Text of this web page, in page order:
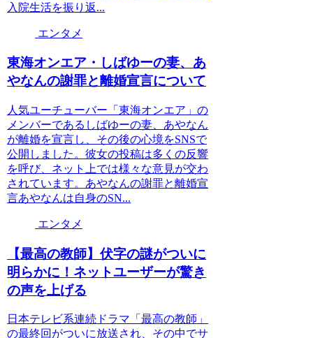
入院生活を振り返...
エンタメ
東海オンエア・しばゆーの妻、あ
やなんの謝罪と離婚宣言について
人気ユーチューバー「東海オンエア」の
メンバーであるしばゆーの妻、あやなん
が離婚を宣言し、その後の心境をSNSで
公開しました。彼女の投稿は多くの反響
を呼び、ネット上では様々な意見が交わ
されています。あやなんの謝罪と離婚宣
言あやなんは自身のSN...
エンタメ
【最高の教師】伏字の謎がついに
明らかに！ネットユーザーが驚き
の声を上げる
日本テレビ系連続ドラマ「最高の教師」
の最終回がついに放送され、その中でサ